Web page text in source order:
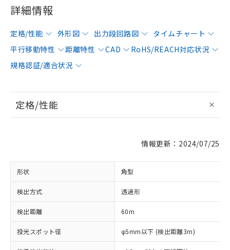
詳細情報
定格/性能 外形図 出力段回路図
タイムチャート
平行移動特性
距離特性 CAD
RoHS/REACH対応状況
規格認証/適合状況
定格/性能
情報更新：2024/07/25
形状 角型
検出方式 透過形
検出距離 60m
投光スポット径 φ5mm以下 (検出距離3m)